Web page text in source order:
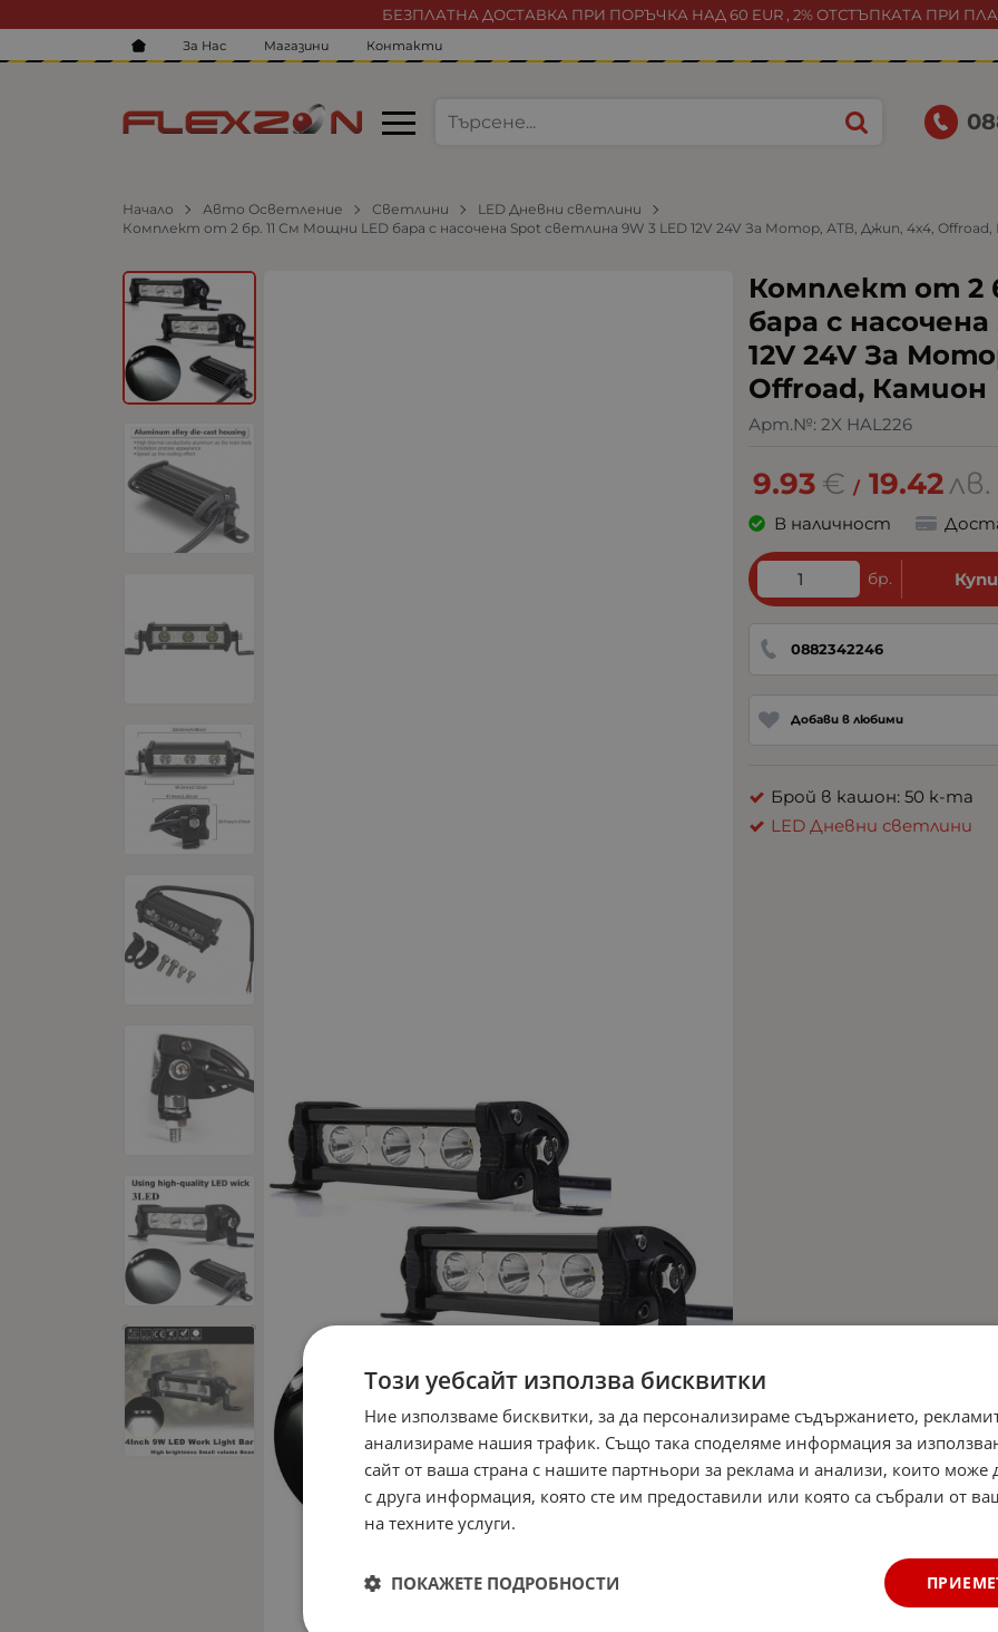
БЕЗПЛАТНА ДОСТАВКА ПРИ ПОРЪЧКА НАД 60 EUR , 2% ОТСТЪПКАТА ПРИ
За Нас Магазини Контакти
Начало Авто Осветление Светлини
LED Дневни светлини
Комплект от 2 бр. 11 См Мощни LED бара с насочена Spot светлина 9W 3 LED 12V 24V За Мотор, АТВ, Джип, 4х4,
Комплект от 2
бара с
12V 24V За
Offroad, Камион
Арт.№: 2X HAL226
9.93 € / 19.42лв.
В наличност
бр. Купи
0882342246
Добави в любими
Брой в кашон: 50 к-та
LED Дневни светлини
Този уебсайт използва бисквитки
Ние използваме бисквитки, за да персонализираме съдържанието,
анализираме нашия трафик. Също така споделяме информация за
сайт от ваша страна с нашите партньори за реклама и анализи, които може
с друга информация, която сте им предоставили или която са събрали от
на техните услуги.
ПОКАЖЕТЕ ПОДРОБНОСТИ